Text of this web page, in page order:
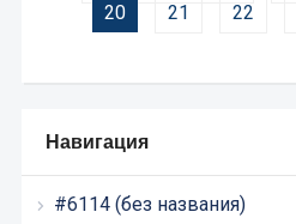
Навигация
#6114 (без названия)
20
21 22